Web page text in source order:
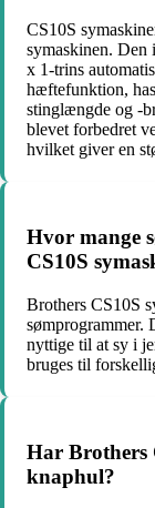
CS10S
symaskinen. Den
x 1-trins
hæftefunktion,
stinglængde og -
blevet forbedret
hvilket giver en
Hvor mange
CS10S
Brothers CS10S
sømprogrammer.
nyttige til at sy i
bruges til
Har Brothers
knaphul?